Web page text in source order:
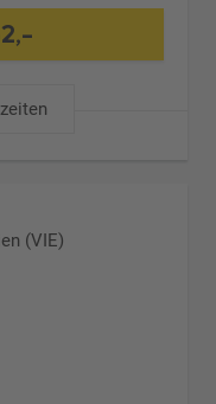
(VIE)